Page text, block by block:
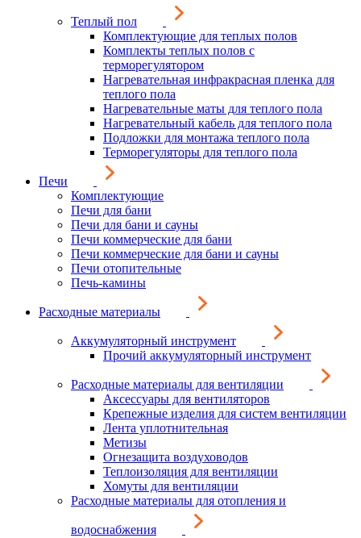
Теплый пол
Комплектующие для теплых полов
Комплекты теплых полов с
терморегулятором
Нагревательная инфракрасная пленка для
теплого пола
Нагревательные маты для теплого пола
Нагревательный кабель для теплого пола
Подложки для монтажа теплого пола
Терморегуляторы для теплого пола
Печи
Комплектующие
Печи для бани
Печи для бани и сауны
Печи коммерческие для бани
Печи коммерческие для бани и сауны
Печи отопительные
Печь-камины
Расходные материалы
Аккумуляторный инструмент
Прочий аккумуляторный инструмент
Расходные материалы для вентиляции
Аксессуары для вентиляторов
Крепежные изделия для систем вентиляции
Лента уплотнительная
Метизы
Огнезащита воздуховодов
Теплоизоляция для вентиляции
Хомуты для вентиляции
Расходные материалы для отопления и
водоснабжения